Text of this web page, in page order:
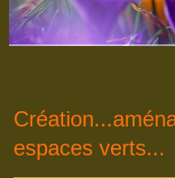
espaces verts...